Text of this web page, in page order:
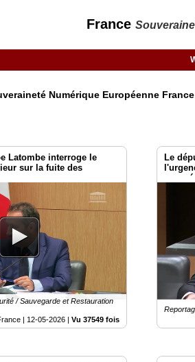
France
Numérique Européenne France
Latombe interroge le
sur la fuite des
/ Sauvegarde et Restauration
| 12-05-2026 |Vu 37549 fois
Le